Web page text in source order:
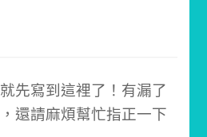
先寫到這裡了！ 有漏了
還請麻煩幫忙指正一下